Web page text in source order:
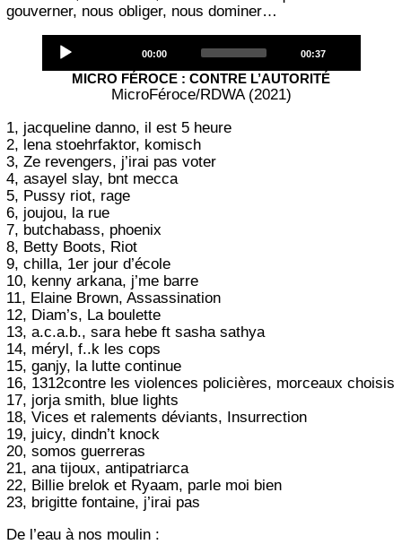
gouverner, nous obliger, nous dominer…
Player
Current
00:00
Total
00:37
MICRO FÉROCE : CONTRE L’AUTORITÉ
MicroFéroce/RDWA (2021)
1, jacqueline danno, il est 5 heure
2, lena stoehrfaktor, komisch
3, Ze revengers, j’irai pas voter
4, asayel slay, bnt mecca
5, Pussy riot, rage
6, joujou, la rue
7, butchabass, phoenix
8, Betty Boots, Riot
9, chilla, 1er jour d’école
10, kenny arkana, j’me barre
11, Elaine Brown, Assassination
12, Diam’s, La boulette
13, a.c.a.b., sara hebe ft sasha sathya
14, méryl, f..k les cops
15, ganjy, la lutte continue
16, 1312contre les violences policières, morceaux choisis
17, jorja smith, blue lights
18, Vices et ralements déviants, Insurrection
19, juicy, dindn’t knock
20, somos guerreras
21, ana tijoux, antipatriarca
22, Billie brelok et Ryaam, parle moi bien
23, brigitte fontaine, j’irai pas
De l’eau à nos moulin :